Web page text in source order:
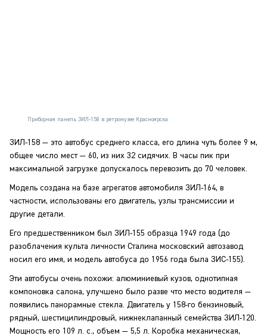
Приборная панель ЗИЛ-158 в ретромузее Красноярска
ЗИЛ-158 — это автобус среднего класса, его длина чуть более 9 м,
общее число мест — 60, из них 32 сидячих. В часы пик при
максимальной загрузке допускалось перевозить до 70 человек.
Модель создана на базе агрегатов автомобиля ЗИЛ-164, в
частности, использованы его двигатель, узлы трансмиссии и
другие детали.
Его предшественником был ЗИЛ-155 образца 1949 года (до
разоблачения культа личности Сталина московский автозавод
носил его имя, и модель автобуса до 1956 года была ЗИС-155).
Эти автобусы очень похожи: алюминиевый кузов, однотипная
компоновка салона, улучшено было разве что место водителя —
появились панорамные стекла. Двигатель у 158-го бензиновый,
рядный, шестицилиндровый, нижнеклапанный семейства ЗИЛ-120.
Мощность его 109 л. с., объем — 5,5 л. Коробка механическая,